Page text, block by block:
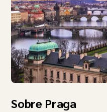
Sobre Praga